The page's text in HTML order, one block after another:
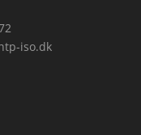
iso.dk